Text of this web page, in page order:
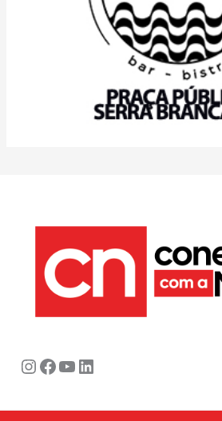
Instagram
Facebook
Youtube
LinkedIn